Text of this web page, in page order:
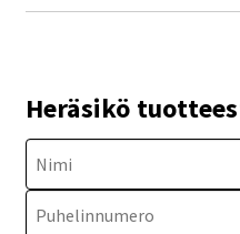
Heräsikö